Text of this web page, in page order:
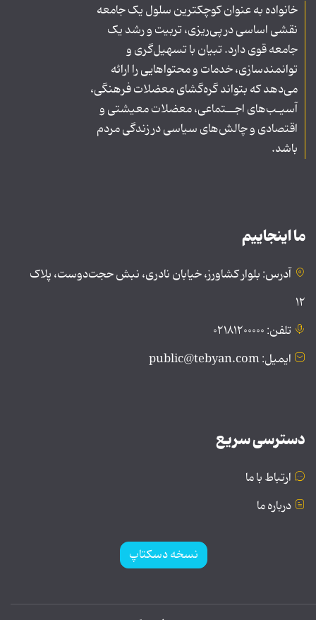
خانواده به عنوان کوچکترین سلول یک جامعه
نقشی اساسی در پی‌ریزی، تربیت و رشد یک
جامعه قوی دارد. تبیان با تسهیل‌گری و
توانمندسازی، خدمات و محتواهایی را ارائه
می‌دهد که بتواند گره‌گشای معضلات فرهنگی،
آسیـب‌های اجــتماعی، معضلات معیشتی و
اقتصادی و چالش‌های سیاسی در زندگی مردم
باشد.
ما اینجاییم
آدرس: بلوار کشاورز، خیابان نادری، نبش حجت‌دوست، پلاک
۱۲
تلفن: ۰۲۱۸۱۲۰۰۰۰۰
ایمیل: public@tebyan.com
دسترسی سریع
ارتباط با ما
درباره ما
نسخه دسکتاپ